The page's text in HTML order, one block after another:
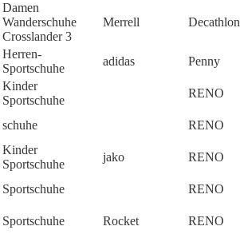
Damen
Wanderschuhe
Crosslander 3
Merrell Decathlon
Herren-
Sportschuhe
adidas Penny
Kinder
Sportschuhe
RENO
schuhe
RENO
Kinder
Sportschuhe
jako RENO
Sportschuhe
RENO
Sportschuhe
Rocket RENO